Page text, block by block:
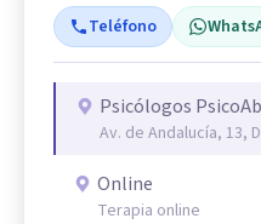
Teléfono
Psicólogos
Av. de Andalucía, 13,
Online
Terapia online